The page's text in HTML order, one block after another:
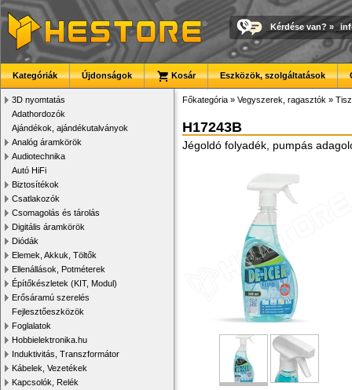
Kérdése van? »
Kategóriák Újdonságok Kosár Eszközök, szolgáltatások
3D nyomtatás
Adathordozók
Ajándékok, ajándékutalványok
Analóg áramkörök
Audiotechnika
Autó HiFi
Biztosítékok
Csatlakozók
Csomagolás és tárolás
Digitális áramkörök
Diódák
Elemek, Akkuk, Töltők
Ellenállások, Potméterek
Építőkészletek (KIT, Modul)
Erősáramú szerelés
Fejlesztőeszközök
Foglalatok
Hobbielektronika.hu
Induktivitás, Transzformátor
Kábelek, Vezetékek
Kapcsolók, Relék
Főkategória » Vegyszerek, ragasztók »
H17243B
Jégoldó folyadék, pumpás